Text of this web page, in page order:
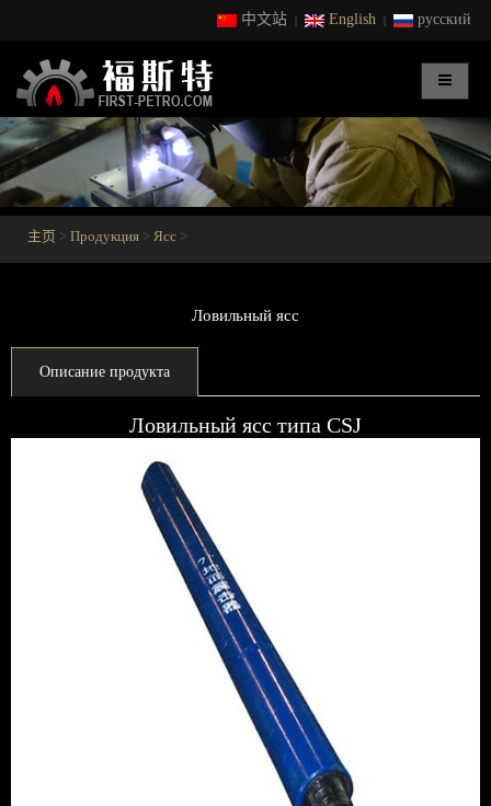
中文站 | English | русский
主页 > Продукция > Ясс >
Ловильный ясс
Описание продукта
Ловильный ясс типа CSJ